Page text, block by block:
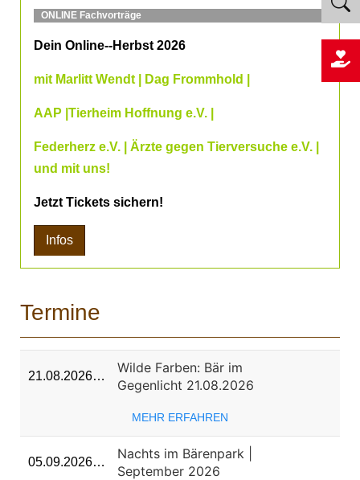
ONLINE Fachvorträge
Dein Online--Herbst 2026
mit Marlitt Wendt | Dag Frommhold |
AAP |Tierheim Hoffnung e.V. |
Federherz e.V. | Ärzte gegen Tierversuche e.V. |
und mit uns!
Jetzt Tickets sichern!
Infos
Termine
21.08.2026…
Wilde Farben: Bär im
Gegenlicht 21.08.2026
MEHR ERFAHREN
05.09.2026…
Nachts im Bärenpark |
September 2026